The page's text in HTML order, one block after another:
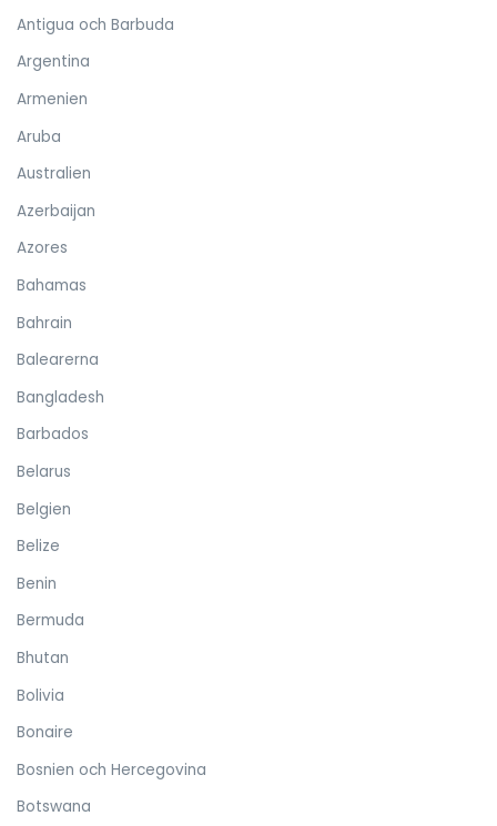
Antigua och Barbuda
Argentina
Armenien
Aruba
Australien
Azerbaijan
Azores
Bahamas
Bahrain
Balearerna
Bangladesh
Barbados
Belarus
Belgien
Belize
Benin
Bermuda
Bhutan
Bolivia
Bonaire
Bosnien och Hercegovina
Botswana